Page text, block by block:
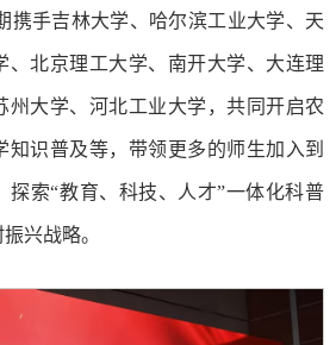
携手吉林大学、哈尔滨工业大学、天
、北京理工大学、南开大学、大连理
州大学、河北工业大学，共同开启农
知识普及等，带领更多的师生加入到
探索“教育、科技、人才”一体化科普
兴战略。